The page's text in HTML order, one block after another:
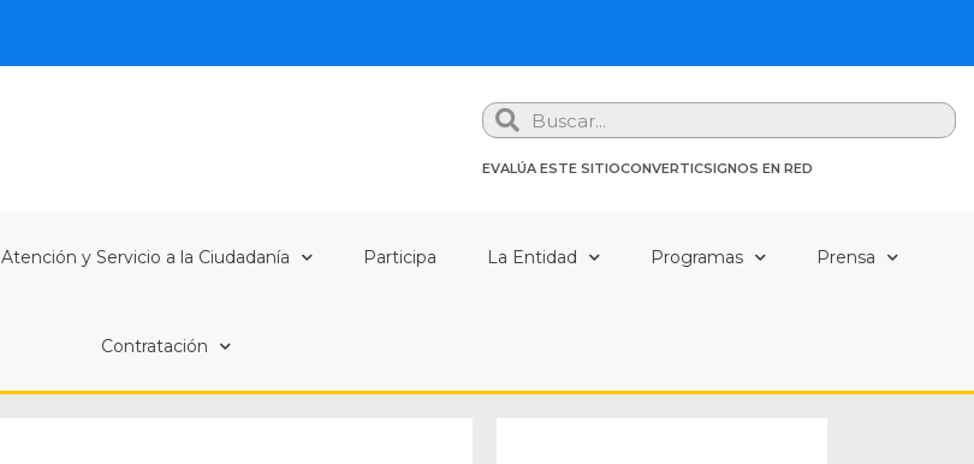
Search
EVALÚA ESTE SITIOCONVERTICSIGNOS EN RED
Atención y Servicio a la Ciudadanía Participa La Entidad Programas Prensa
Contratación